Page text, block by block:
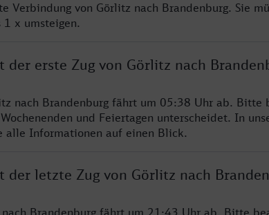
Verbindung von Görlitz nach Brandenburg. Sie
1 x umsteigen.
der erste Zug von Görlitz nach
nach Brandenburg fährt um 05:38 Uhr ab. Bitte
und Feiertagen unterscheidet. In
alle Informationen auf einen Blick.
der letzte Zug von Görlitz nach